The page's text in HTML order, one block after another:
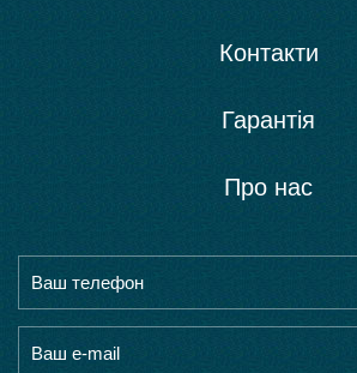
Контакти
Гарантія
Про нас